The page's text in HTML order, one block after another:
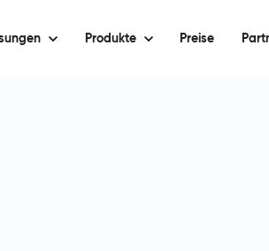
Produkte Preise